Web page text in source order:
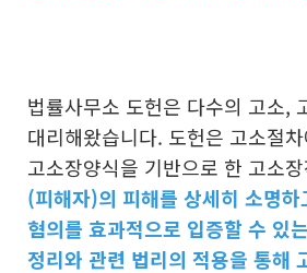
법률사무소 도헌은 다수의 고소,
대리해왔습니다. 도헌은 고소절
고소장양식을 기반으로 한 고소
(피해자)의 피해를 상세히 소명하
혐의를 효과적으로 입증할 수 있
정리와 관련 법리의 적용을 통해